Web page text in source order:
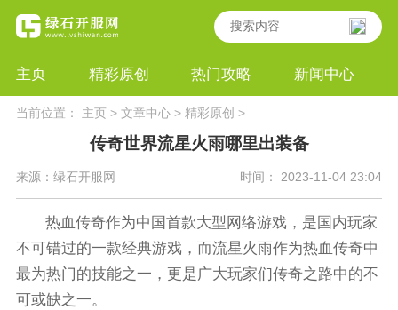
主页 精彩原创 热门攻略 新闻中心
当前位置： 主页> 文章中心> 精彩原创 >
传奇世界流星火雨哪里出装备
来源：绿石开服网 时间： 2023-11-04 23:04
热血传奇作为中国首款大型网络游戏，是国内玩家
不可错过的一款经典游戏，而流星火雨作为热血传奇中
最为热门的技能之一，更是广大玩家们传奇之路中的不
可或缺之一。